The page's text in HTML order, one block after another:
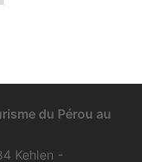
du Pérou au
Kehlen -